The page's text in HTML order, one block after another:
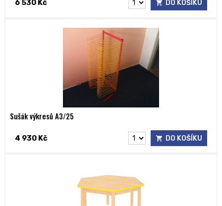
6 530 Kč DO KOŠÍKU
Sušák výkresů A3/25
4 930 Kč DO KOŠÍKU